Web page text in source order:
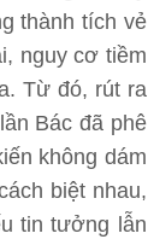
thành tích vẻ
nguy cơ tiềm
Từ đó, rút ra
Bác đã phê
không dám
biệt nhau,
tin tưởng lẫn